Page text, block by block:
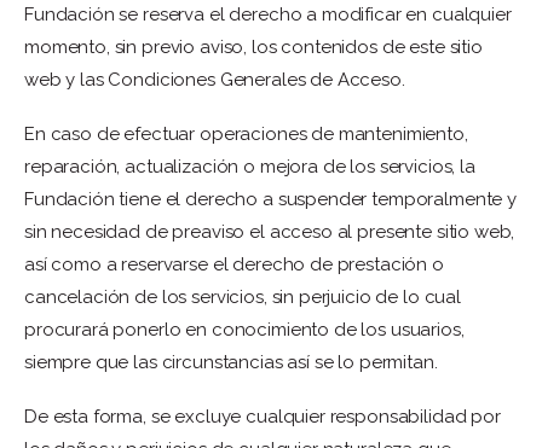
Fundación se reserva el derecho a modificar en cualquier
momento, sin previo aviso, los contenidos de este sitio
web y las Condiciones Generales de Acceso.
En caso de efectuar operaciones de mantenimiento,
reparación, actualización o mejora de los servicios, la
Fundación tiene el derecho a suspender temporalmente y
sin necesidad de preaviso el acceso al presente sitio web,
así como a reservarse el derecho de prestación o
cancelación de los servicios, sin perjuicio de lo cual
procurará ponerlo en conocimiento de los usuarios,
siempre que las circunstancias así se lo permitan.
De esta forma, se excluye cualquier responsabilidad por